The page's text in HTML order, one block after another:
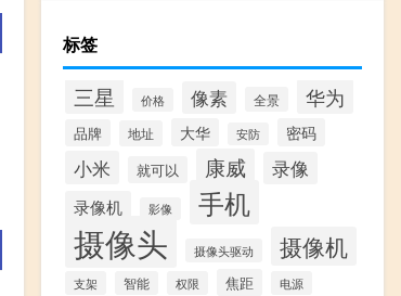
标签
三星 价格 像素 全景 华为
品牌 地址 大华 安防 密码
小米 就可以 康威 录像
录像机 影像 手机
摄像头 摄像头驱动 摄像机
支架 智能 权限 焦距 电源